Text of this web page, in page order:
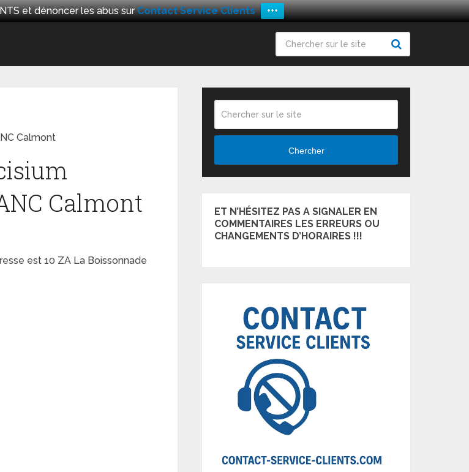
et dénoncer les abus surContact Service Clients +++
Calmont
Calmont
est 10 ZA La Boissonnade
Chercher
ET N’HÉSITEZ PAS A SIGNALER EN
COMMENTAIRES LES ERREURS OU
CHANGEMENTS D’HORAIRES !!!